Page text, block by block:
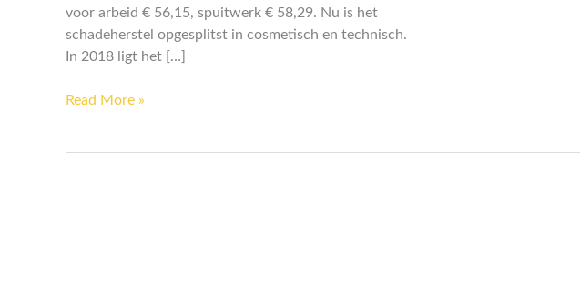
voor arbeid € 56,15, spuitwerk € 58,29. Nu is het
schadeherstel opgesplitst in cosmetisch en technisch.
In 2018 ligt het […]
Read More »